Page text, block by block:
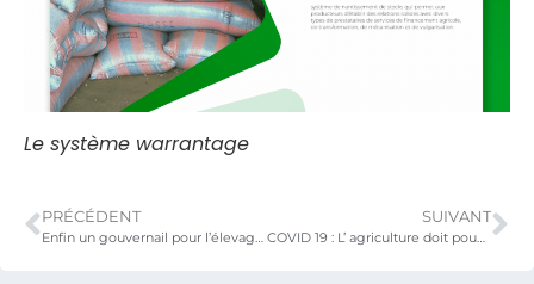
Le système warrantage
PRÉCÉDENT SUIVANT
COVID 19 : L’ agriculture doit pouvoir continuer à produire, engagement du gouvernement